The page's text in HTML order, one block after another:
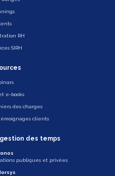
RH
SIRH
e-books
des charges
clients
des temps
publiques et privées